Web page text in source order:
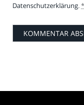
Datenschutzerklärung.*